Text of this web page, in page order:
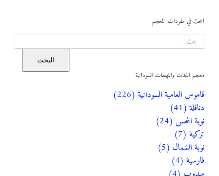
ابحث في مفردات المعجم
البحث
البحث
معجم اللغات واللهجات السودانية
قاموس العامية السودانية (226)
دناقلة (41)
نوبة المحس (24)
تركية (7)
نوبة الشمال (5)
فارسية (4)